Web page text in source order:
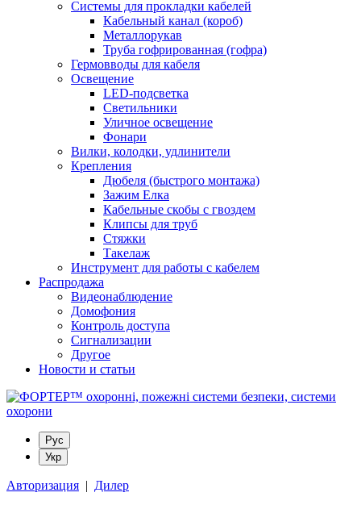
Системы для прокладки кабелей
Кабельный канал (короб)
Металлорукав
Труба гофрированная (гофра)
Гермовводы для кабеля
Освещение
LED-подсветка
Светильники
Уличное освещение
Фонари
Вилки, колодки, удлинители
Крепления
Дюбеля (быстрого монтажа)
Зажим Елка
Кабельные скобы с гвоздем
Клипсы для труб
Стяжки
Такелаж
Инструмент для работы с кабелем
Распродажа
Видеонаблюдение
Домофония
Контроль доступа
Сигнализации
Другое
Новости и статьи
Рус
Укр
Авторизация | Дилер